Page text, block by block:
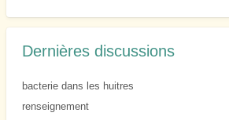
Dernières discussions
bacterie dans les huitres
renseignement